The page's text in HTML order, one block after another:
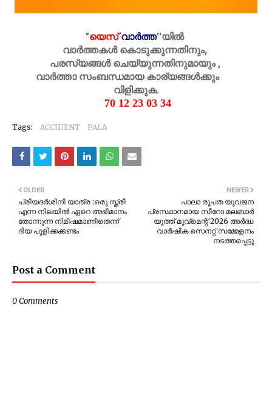
"യെസ് വാർത്ത''യിൽ
വാർത്തകൾ കൊടുക്കുന്നതിനും,
പരസ്യങ്ങൾ ചെയ്യുന്നതിനുമായും ,
വാർത്താ സംബന്ധമായ കാര്യങ്ങൾക്കും
വിളിക്കുക.
70 12 23 03 34
Tags: ACCIDENT PALA
NEWER
പാലാ രൂപത യുവജന
പ്രസ്ഥാനമായ സീറോ മലബാർ
യൂത്ത് മൂവ്മെന്റ് 2026 അർദ്ധ
വാർഷിക സെനറ്റ് സമ്മേളനം
നടത്തപ്പെട്ടു
OLDER
പ്രിയദർശിനി യാത്ര :ഒരു സ്ത്രീ
എന്ന നിലയിൽ ഏറെ അഭിമാനം
തോന്നുന്ന നിമിഷമാണിതെന്ന്
ദിയ പുളിക്കക്കണ്ടം
Post a Comment
0 Comments